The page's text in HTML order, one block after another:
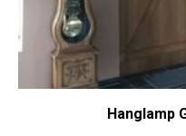
Hanglamp